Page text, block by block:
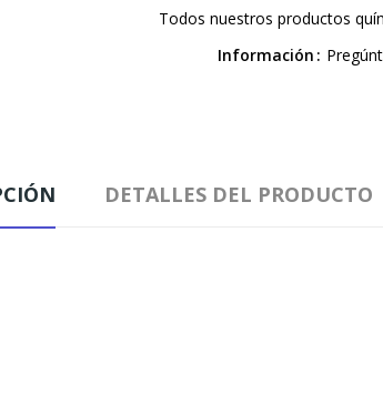
Todos nuestros productos
Información
DETALLES DEL PRODUCTO